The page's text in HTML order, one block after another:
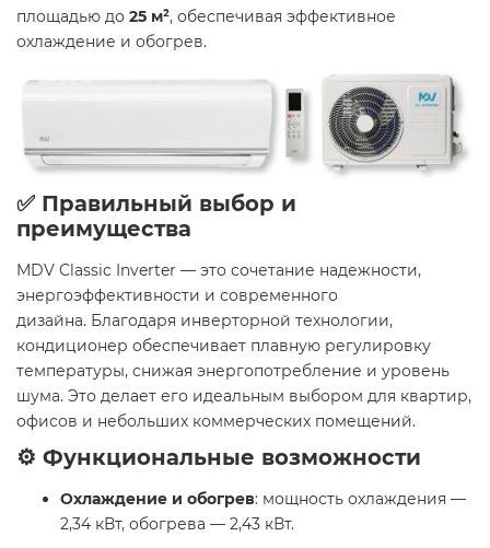
площадью до 25 м², обеспечивая эффективное
охлаждение и обогрев. ​
✅ Правильный выбор и
преимущества
MDV Classic Inverter — это сочетание надежности,
энергоэффективности и современного
дизайна. Благодаря инверторной технологии,
кондиционер обеспечивает плавную регулировку
температуры, снижая энергопотребление и уровень
шума. Это делает его идеальным выбором для квартир,
офисов и небольших коммерческих помещений.​
⚙️ Функциональные возможности
Охлаждение и обогрев: мощность охлаждения —
2,34 кВт, обогрева — 2,43 кВт.